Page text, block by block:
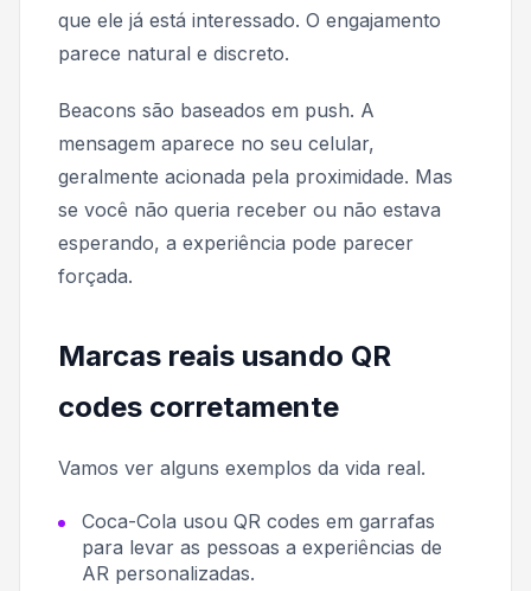
que ele já está interessado. O engajamento
parece natural e discreto.
Beacons são baseados em push. A
mensagem aparece no seu celular,
geralmente acionada pela proximidade. Mas
se você não queria receber ou não estava
esperando, a experiência pode parecer
forçada.
Marcas reais usando QR
codes corretamente
Vamos ver alguns exemplos da vida real.
Coca-Cola usou QR codes em garrafas
para levar as pessoas a experiências de
AR personalizadas.